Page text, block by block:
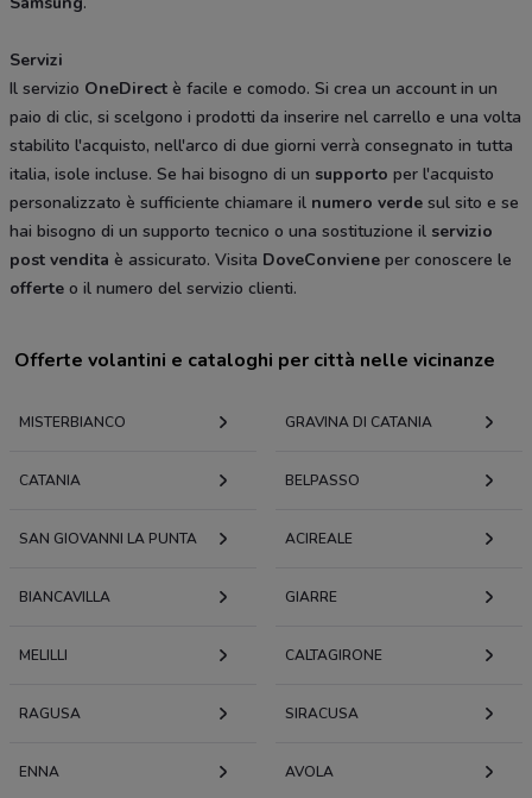
Servizi
Il servizio OneDirect è facile e comodo. Si crea un account in un
paio di clic, si scelgono i prodotti da inserire nel carrello e una volta
stabilito l'acquisto, nell'arco di due giorni verrà consegnato in tutta
italia, isole incluse. Se hai bisogno di un supporto per l'acquisto
personalizzato è sufficiente chiamare il numero verde sul sito e se
hai bisogno di un supporto tecnico o una sostituzione il servizio
post vendita è assicurato. Visita DoveConviene per conoscere le
offerte o il numero del servizio clienti.
Offerte volantini e cataloghi per città nelle vicinanze
MISTERBIANCO GRAVINA DI CATANIA
CATANIA BELPASSO
SAN GIOVANNI LA PUNTA ACIREALE
BIANCAVILLA GIARRE
MELILLI CALTAGIRONE
RAGUSA SIRACUSA
ENNA AVOLA